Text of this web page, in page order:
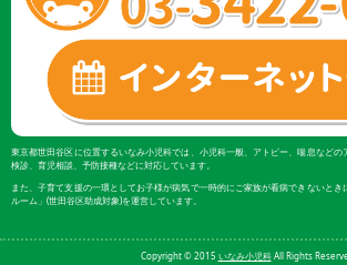
東京都世田谷区に位置するいなみ小児科では、小児科一般、アトピー、喘息など
検診、育児相談、予防接種などに対応しています。
また、子育て支援の一環としてお子様が病気で一時的にご家族が看病できないと
ルーム」(世田谷区助成対象)を運営しています。
Copyright © 2015 いなみ小児科All Rights